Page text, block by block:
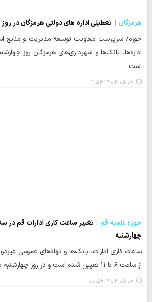
هرمزگان
تعطیلی اداره های دولتی هرمزگان در
حوزه/ سرپرست معاونت توسعه مدیریت و منابع
اداره‌ها، بانک‌ها و شهرداری‌های هرمزگان روز
است.
۱۴۰۴-۰۵-۰۷ ۱۱:۵۳
حوزه علمیه قم
تغییر ساعت کاری ادارات قم در
چهارشنبه
از ساعت ۶ تا ۱۱ تعیین شده است و در روز چهارشنبه تعطیل خواهند بود.
۱۴۰۴-۰۵-۰۷ ۰۰:۵۶